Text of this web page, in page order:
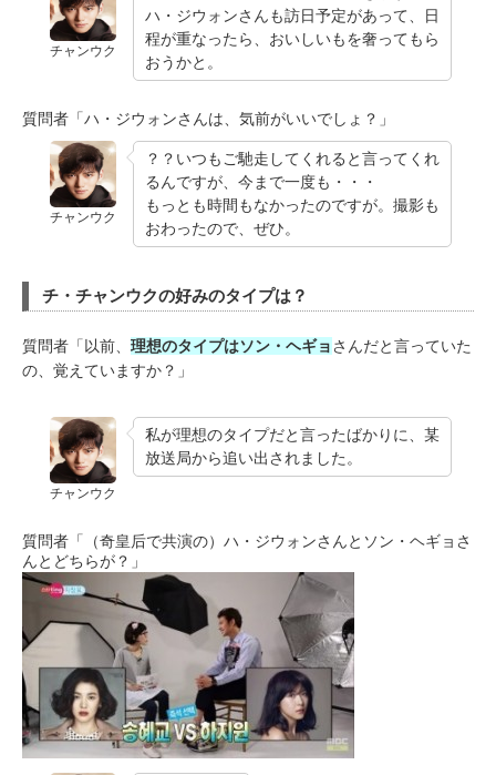
チャンウク
ハ・ジウォンさんも訪日予定があって、日
程が重なったら、おいしいもを奢ってもら
おうかと。
質問者「ハ・ジウォンさんは、気前がいいでしょ？」
チャンウク
？？いつもご馳走してくれると言ってくれ
るんですが、今まで一度も・・・
もっとも時間もなかったのですが。撮影も
おわったので、ぜひ。
チ・チャンウクの好みのタイプは？
質問者「以前、 理想のタイプはソン・ヘギョさんだと言っていた
の、覚えていますか？」
チャンウク
私が理想のタイプだと言ったばかりに、某
放送局から追い出されました。
質問者「（奇皇后で共演の）ハ・ジウォンさんとソン・ヘギョさ
んとどちらが？」